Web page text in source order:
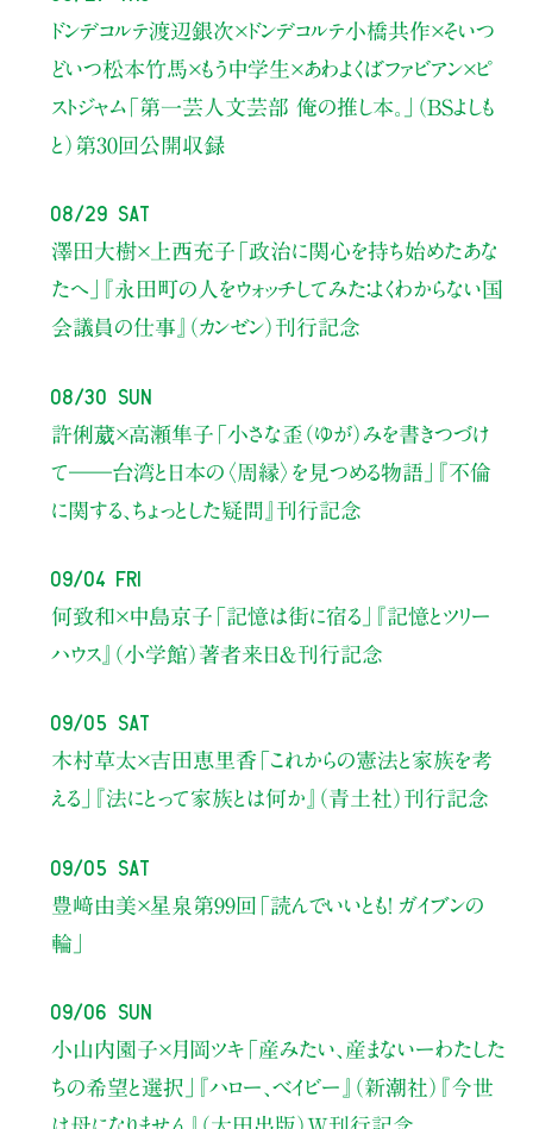
ドンデコルテ渡辺銀次×ドンデコルテ小橋共作×そいつ
どいつ松本竹馬×もう中学生×あわよくばファビアン×ピ
ストジャム「第一芸人文芸部 俺の推し本。」（BSよしも
と） 第30回公開収録
08/29 Sat
澤田大樹×上西充子 「政治に関心を持ち始めたあな
たへ」
『永田町の人をウォッチしてみた：よくわからない国
会議員の仕事』（カンゼン）刊行記念
08/30 Sun
許俐葳×高瀬隼子 「小さな歪（ゆが）みを書きつづけ
て――台湾と日本の〈周縁〉を見つめる物語」
『不倫
に関する、ちょっとした疑問』刊行記念
09/04 Fri
何致和×中島京子 「記憶は街に宿る」
『記憶とツリー
ハウス』（小学館）著者来日＆刊行記念
09/05 Sat
木村草太×吉田恵里香 「これからの憲法と家族を考
える」
『法にとって家族とは何か』（青土社）刊行記念
09/05 Sat
豊﨑由美×星泉 第99回「読んでいいとも！ ガイブンの
輪」
09/06 Sun
小山内園子×月岡ツキ 「産みたい、産まないーわたした
ちの希望と選択」
『ハロー、ベイビー』（新潮社） 『今世